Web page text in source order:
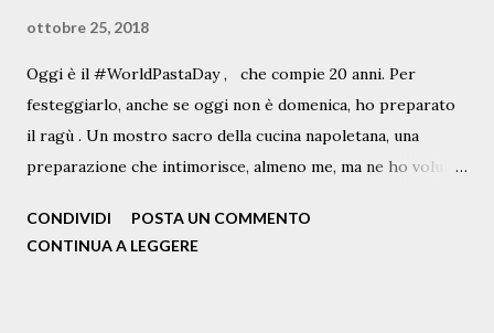
ottobre 25, 2018
Oggi è il #WorldPastaDay , che compie 20 anni. Per
festeggiarlo, anche se oggi non è domenica, ho preparato
il ragù . Un mostro sacro della cucina napoletana, una
preparazione che intimorisce, almeno me, ma ne ho voluto
classico Ragù, ma quello con le braciole, diciamo un ragù "
CONDIVIDI
POSTA UN COMMENTO
CONTINUA A LEGGERE